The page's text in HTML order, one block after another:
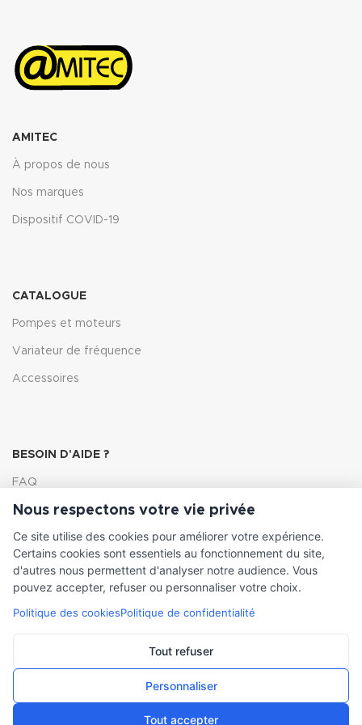
Propriétés transmise pour
l’épaisseur 2mm.
Télécharger la fiche technique
AMITEC
À propos de nous
Nos marques
Dispositif COVID-19
CATALOGUE
Pompes et moteurs
Variateur de fréquence
Accessoires
BESOIN D'AIDE ?
FAQ
Lexique
Comment choisir ma pompe
INFORMATIONS LÉGALES
Mentions légales
Nous respectons votre vie privée
Ce site utilise des cookies pour améliorer votre expérience.
Certains cookies sont essentiels au fonctionnement du site,
d'autres nous permettent d'analyser notre audience. Vous
pouvez accepter, refuser ou personnaliser votre choix.
Politique des cookiesPolitique de confidentialité
Tout refuser
Personnaliser
Tout accepter